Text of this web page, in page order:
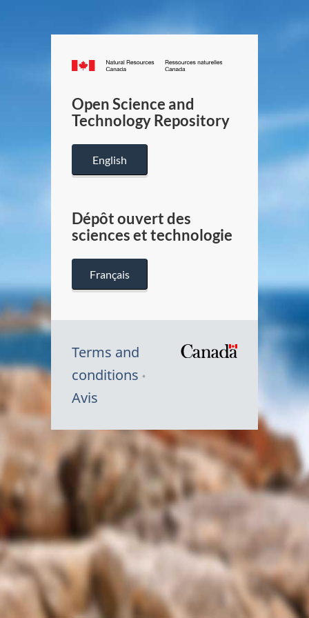
Canada.ca
/
Canada
Open Science and
Technology Repository
English
Dépôt ouvert des
sciences et technologie
Français
Terms and
conditions
Avis
Symbole
du
Canada